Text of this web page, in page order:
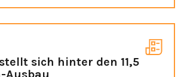
sich hinter den 11,5
Ausbau